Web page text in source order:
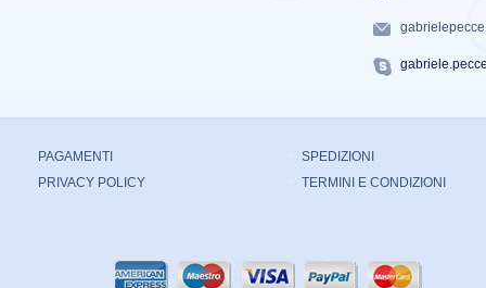
PAGAMENTI
PRIVACY POLICY
SPEDIZIONI
TERMINI E CONDIZIONI